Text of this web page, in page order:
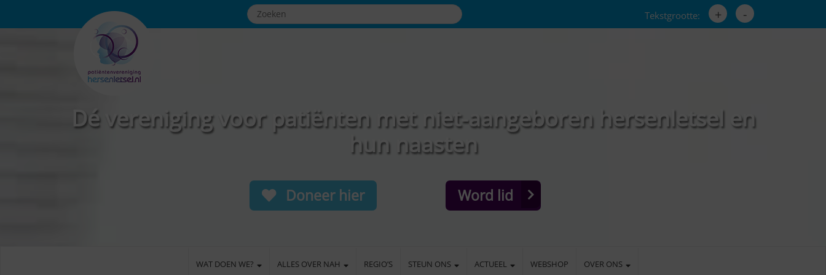
Tekstgrootte: + -
Dé vereniging voor patiënten met niet-aangeboren hersenletsel en
hun naasten
Doneer hier Word lid
WAT DOEN WE? ALLES OVER NAH REGIO’S STEUN ONS ACTUEEL WEBSHOP OVER ONS